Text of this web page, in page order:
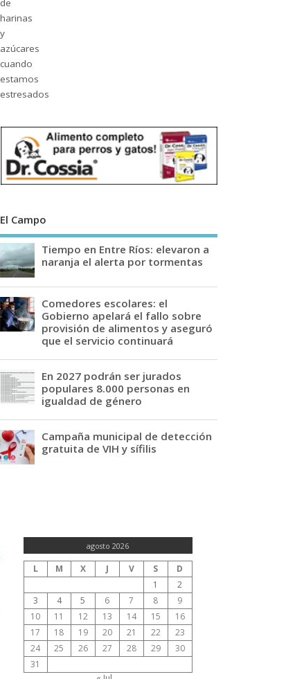
El Campo
Tiempo en Entre Ríos: elevaron a
naranja el alerta por tormentas
Comedores escolares: el
Gobierno apelará el fallo sobre
provisión de alimentos y aseguró
que el servicio continuará
En 2027 podrán ser jurados
populares 8.000 personas en
igualdad de género
Campaña municipal de detección
gratuita de VIH y sífilis
agosto 2026
L M X J V S
D
1
2
3
4 5 6 7 8
9
10
11 12 13 14 15
16
17
18 19 20 21 22
23
24
25 26 27 28 29
30
31